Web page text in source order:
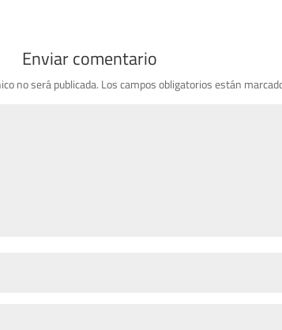
Enviar comentario
no será publicada. Los campos obligatorios están